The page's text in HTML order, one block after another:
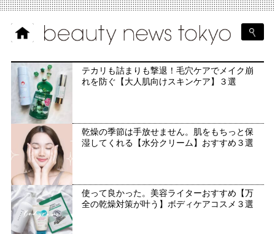
テカリも詰まりも撃退！毛穴ケアでメイク崩
れを防ぐ【大人肌向けスキンケア】３選
乾燥の季節は手放せません。肌をもちっと保
湿してくれる【水分クリーム】おすすめ３選
使って良かった。美容ライターおすすめ【万
全の乾燥対策が叶う】ボディケアコスメ３選